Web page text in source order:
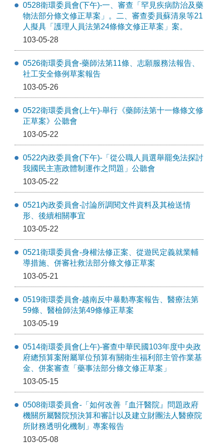
0528衛環委員會(下午)-一、審查「罕見疾病防治及藥
物法部分條文修正草案」。二、審查委員蘇清泉等21
人擬具「護理人員法第24條條文修正草案」案。
103-05-28
0526衛環委員會-藥師法第11條、志願服務法報告、
社工安全條例草案報告
103-05-26
0522衛環委員會(上午)-舉行《藥師法第十一條條文修
正草案》公聽會
103-05-22
0522內政委員會(下午)-「從公職人員選舉罷免法探討
我國民主憲政體制運作之問題」公聽會
103-05-22
0521內政委員會-討論所調閱文件資料及其檢送情
形、後續相關事宜
103-05-22
0521衛環委員會-身權法修正案、從遊民定義就業輔
導措施、併審社救法部分條文修正草案
103-05-21
0519衛環委員會-越南反中暴動專案報告、醫療法第
59條、醫檢師法第49條修正草案
103-05-19
0514衛環委員會(上午)-審查中華民國103年度中央政
府總預算案附屬單位預算有關衛生福利部主管作業基
金、併案審查「藥事法部分條文修正草案」
103-05-15
0508衛環委員會-「如何改善『血汗醫院』問題政府
機關所屬醫院預決算和審計以及建立財團法人醫療院
所財務透明化機制」專案報告
103-05-08